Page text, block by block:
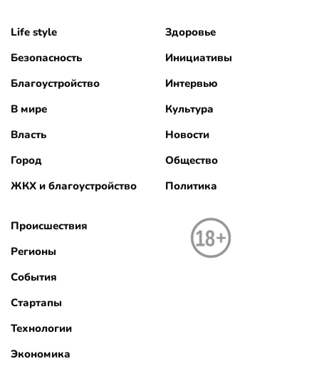
Life style
Безопасность
Благоустройство
В мире
Власть
Город
ЖКХ и благоустройство
Здоровье
Инициативы
Интервью
Культура
Новости
Общество
Политика
Происшествия
Регионы
События
Стартапы
Технологии
Экономика